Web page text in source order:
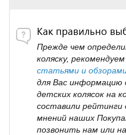
Как правильно
Прежде чем
коляску,
статьями и
для Вас информацию
детских колясок на
составили рейтинги
мнений наших
позвонить нам или